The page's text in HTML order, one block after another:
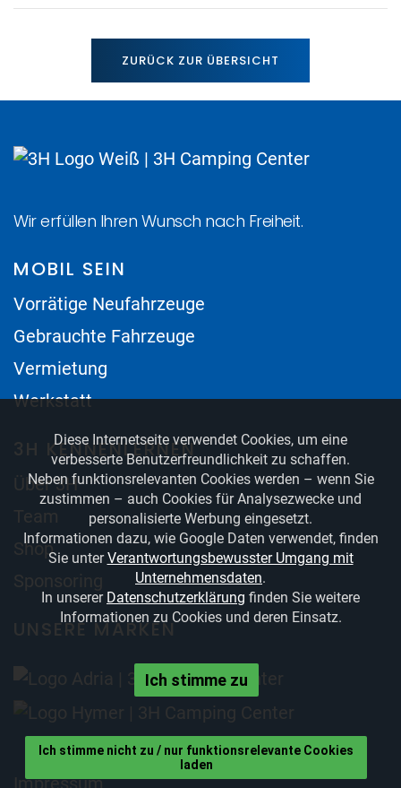
ZURÜCK ZUR ÜBERSICHT
Wir erfüllen Ihren Wunsch nach Freiheit.
MOBIL SEIN
Vorrätige Neufahrzeuge
Gebrauchte Fahrzeuge
Vermietung
Werkstatt
3H KENNENLERNEN
Über 3H
Team
Shop
Sponsoring
UNSERE MARKEN
Impressum
Diese Internetseite verwendet Cookies, um eine
verbesserte Benutzerfreundlichkeit zu schaffen.
Neben funktionsrelevanten Cookies werden – wenn Sie
zustimmen – auch Cookies für Analysezwecke und
personalisierte Werbung eingesetzt.
Informationen dazu, wie Google Daten verwendet, finden
Sie unterVerantwortungsbewusster Umgang mit
Unternehmensdaten.
In unserer Datenschutzerklärung finden Sie weitere
Informationen zu Cookies und deren Einsatz.
Ich stimme zu
Ich stimme nicht zu / nur funktionsrelevante Cookies
laden